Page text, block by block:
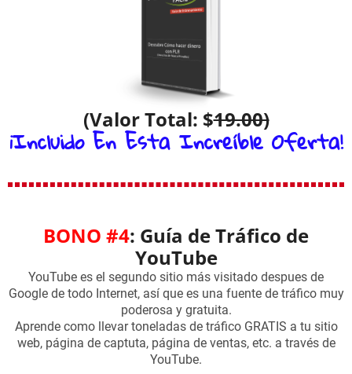
(Valor Total: $19.00)
¡Incluido En Esta Increíble Oferta!
BONO #4: Guía de Tráfico de
YouTube
YouTube es el segundo sitio más visitado despues de
Google de todo Internet, así que es una fuente de tráfico muy
poderosa y gratuita.
Aprende como llevar toneladas de tráfico GRATIS a tu sitio
web, página de captuta, página de ventas, etc. a través de
YouTube.